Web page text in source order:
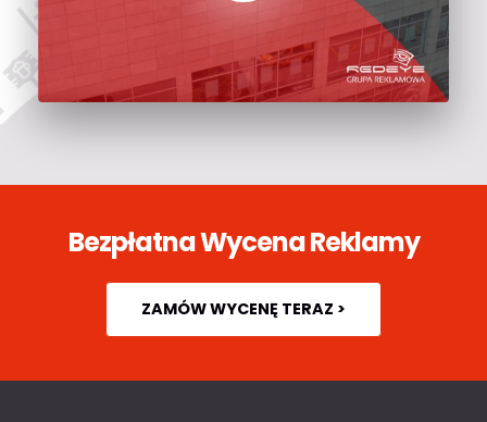
Bezpłatna Wycena Reklamy
ZAMÓW WYCENĘ TERAZ >